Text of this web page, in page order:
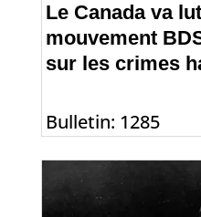
Le Canada va
mouvement
sur les crimes
Bulletin: 1285